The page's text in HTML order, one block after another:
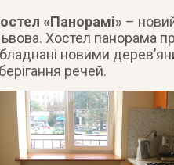
«Панорамі»–
Хостел панорама
новими
речей.